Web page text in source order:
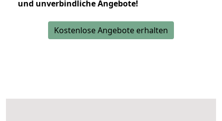
und unverbindliche Angebote!
Kostenlose Angebote erhalten